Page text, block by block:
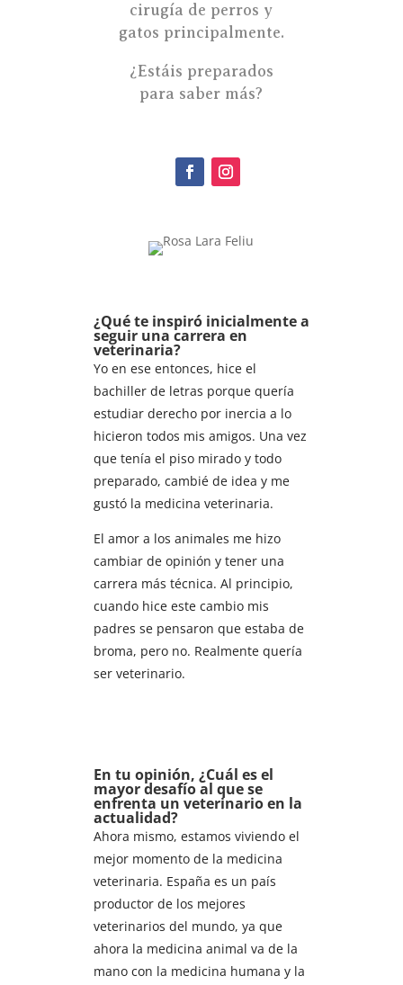
cirugía de perros y
gatos principalmente.
¿Estáis preparados
para saber más?
¿Qué te inspiró inicialmente a
seguir una carrera en
veterinaria?
Yo en ese entonces, hice el
bachiller de letras porque quería
estudiar derecho por inercia a lo
hicieron todos mis amigos. Una vez
que tenía el piso mirado y todo
preparado, cambié de idea y me
gustó la medicina veterinaria.
El amor a los animales me hizo
cambiar de opinión y tener una
carrera más técnica. Al principio,
cuando hice este cambio mis
padres se pensaron que estaba de
broma, pero no. Realmente quería
ser veterinario.
En tu opinión, ¿Cuál es el
mayor desafío al que se
enfrenta un veterinario en la
actualidad?
Ahora mismo, estamos viviendo el
mejor momento de la medicina
veterinaria. España es un país
productor de los mejores
veterinarios del mundo, ya que
ahora la medicina animal va de la
mano con la medicina humana y la